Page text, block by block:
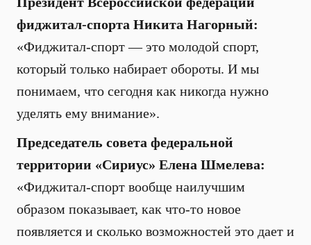
фиджитал-спорта Никита Нагорный:
«Фиджитал-спорт — это молодой спорт,
который только набирает обороты. И мы
понимаем, что сегодня как никогда нужно
уделять ему внимание».
Председатель совета федеральной
территории «Сириус» Елена Шмелева:
«Фиджитал-спорт вообще наилучшим
образом показывает, как что-то новое
появляется и сколько возможностей это дает и